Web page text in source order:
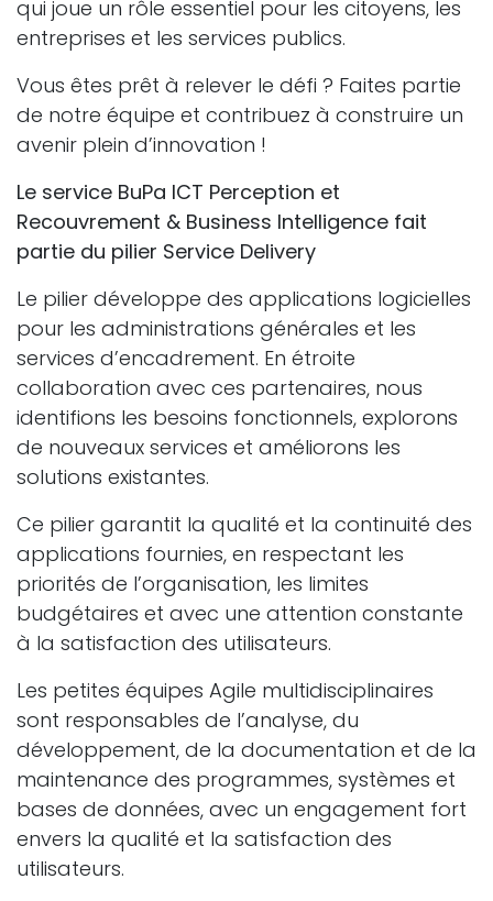
qui joue un rôle essentiel pour les citoyens, les
entreprises et les services publics.
Vous êtes prêt à relever le défi ? Faites partie
de notre équipe et contribuez à construire un
avenir plein d’innovation !
Le service BuPa ICT Perception et
Recouvrement & Business Intelligence fait
partie du pilier Service Delivery
Le pilier développe des applications logicielles
pour les administrations générales et les
services d’encadrement. En étroite
collaboration avec ces partenaires, nous
identifions les besoins fonctionnels, explorons
de nouveaux services et améliorons les
solutions existantes.
Ce pilier garantit la qualité et la continuité des
applications fournies, en respectant les
priorités de l’organisation, les limites
budgétaires et avec une attention constante
à la satisfaction des utilisateurs.
Les petites équipes Agile multidisciplinaires
sont responsables de l’analyse, du
développement, de la documentation et de la
maintenance des programmes, systèmes et
bases de données, avec un engagement fort
envers la qualité et la satisfaction des
utilisateurs.